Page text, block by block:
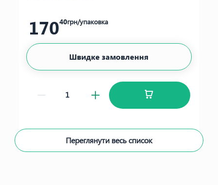
17040грн/упаковка
Швидке замовлення
Переглянути весь список